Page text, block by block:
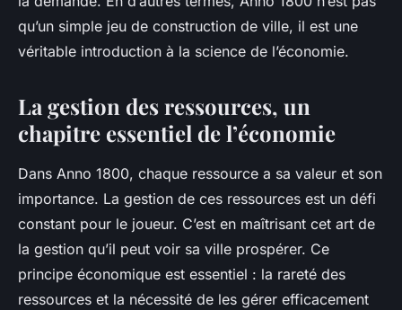
qu’un simple jeu de construction de ville, il est une
véritable introduction à la science de l’économie.
La gestion des ressources, un
chapitre essentiel de l’économie
Dans Anno 1800, chaque ressource a sa valeur et son
importance. La gestion de ces ressources est un défi
constant pour le joueur. C’est en maîtrisant cet art de
la gestion qu’il peut voir sa ville prospérer. Ce
principe économique est essentiel : la rareté des
ressources et la nécessité de les gérer efficacement